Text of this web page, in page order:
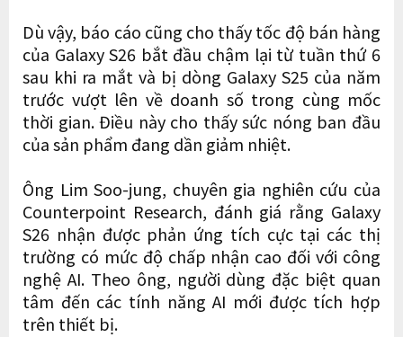
Dù vậy, báo cáo cũng cho thấy tốc độ bán hàng
của Galaxy S26 bắt đầu chậm lại từ tuần thứ 6
sau khi ra mắt và bị dòng Galaxy S25 của năm
trước vượt lên về doanh số trong cùng mốc
thời gian. Điều này cho thấy sức nóng ban đầu
của sản phẩm đang dần giảm nhiệt.
Ông Lim Soo-jung, chuyên gia nghiên cứu của
Counterpoint Research, đánh giá rằng Galaxy
S26 nhận được phản ứng tích cực tại các thị
trường có mức độ chấp nhận cao đối với công
nghệ AI. Theo ông, người dùng đặc biệt quan
tâm đến các tính năng AI mới được tích hợp
trên thiết bị.